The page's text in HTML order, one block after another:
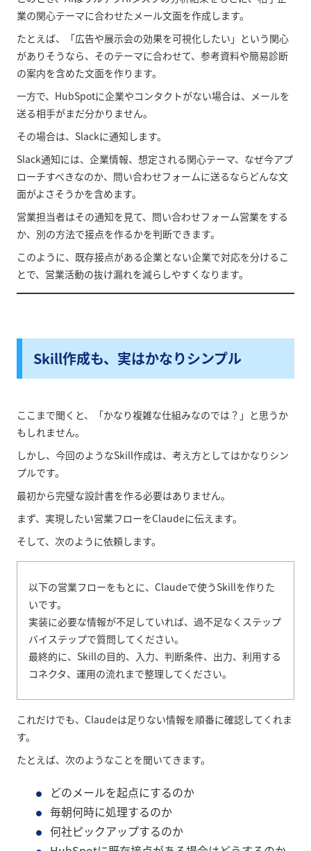
業の関心テーマに合わせたメール文面を作成します。
たとえば、「広告や展示会の効果を可視化したい」という関心
がありそうなら、そのテーマに合わせて、参考資料や簡易診断
の案内を含めた文面を作ります。
一方で、HubSpotに企業やコンタクトがない場合は、メールを
送る相手がまだ分かりません。
その場合は、Slackに通知します。
Slack通知には、企業情報、想定される関心テーマ、なぜ今アプ
ローチすべきなのか、問い合わせフォームに送るならどんな文
面がよさそうかを含めます。
営業担当者はその通知を見て、問い合わせフォーム営業をする
か、別の方法で接点を作るかを判断できます。
このように、既存接点がある企業とない企業で対応を分けるこ
とで、営業活動の抜け漏れを減らしやすくなります。
Skill作成も、実はかなりシンプル
ここまで聞くと、「かなり複雑な仕組みなのでは？」と思うか
もしれません。
しかし、今回のようなSkill作成は、考え方としてはかなりシン
プルです。
最初から完璧な設計書を作る必要はありません。
まず、実現したい営業フローをClaudeに伝えます。
そして、次のように依頼します。
以下の営業フローをもとに、Claudeで使うSkillを作りた
いです。
実装に必要な情報が不足していれば、過不足なくステップ
バイステップで質問してください。
最終的に、Skillの目的、入力、判断条件、出力、利用する
コネクタ、運用の流れまで整理してください。
これだけでも、Claudeは足りない情報を順番に確認してくれま
す。
たとえば、次のようなことを聞いてきます。
どのメールを起点にするのか
毎朝何時に処理するのか
何社ピックアップするのか